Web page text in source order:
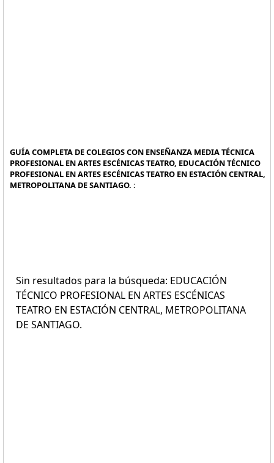
GUÍA COMPLETA DE COLEGIOS CON ENSEÑANZA MEDIA TÉCNICA
PROFESIONAL EN ARTES ESCÉNICAS TEATRO, EDUCACIÓN TÉCNICO
PROFESIONAL EN ARTES ESCÉNICAS TEATRO EN ESTACIÓN CENTRAL,
METROPOLITANA DE SANTIAGO. :
Sin resultados para la búsqueda: EDUCACIÓN
TÉCNICO PROFESIONAL EN ARTES ESCÉNICAS
TEATRO EN ESTACIÓN CENTRAL, METROPOLITANA
DE SANTIAGO.